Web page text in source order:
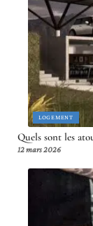
LOGEMENT
Quels sont les
12 mars 2026